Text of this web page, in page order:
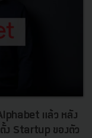
แล้ว หลัง
ง Startup ของตัว